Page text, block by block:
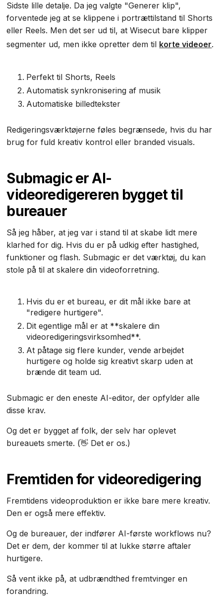
Sidste lille detalje. Da jeg valgte "Generer klip",
forventede jeg at se klippene i portrættilstand til Shorts
eller Reels. Men det ser ud til, at Wisecut bare klipper
segmenter ud, men ikke opretter dem til korte videoer.
Perfekt til Shorts, Reels
Automatisk synkronisering af musik
Automatiske billedtekster
Redigeringsværktøjerne føles begrænsede, hvis du har
brug for fuld kreativ kontrol eller branded visuals.
Submagic er AI-
videoredigereren bygget til
bureauer
Så jeg håber, at jeg var i stand til at skabe lidt mere
klarhed for dig. Hvis du er på udkig efter hastighed,
funktioner og flash. Submagic er det værktøj, du kan
stole på til at skalere din videoforretning.
Hvis du er et bureau, er dit mål ikke bare at
"redigere hurtigere".
Dit egentlige mål er at **skalere din
videoredigeringsvirksomhed**.
At påtage sig flere kunder, vende arbejdet
hurtigere og holde sig kreativt skarp uden at
brænde dit team ud.
Submagic er den eneste AI-editor, der opfylder alle
disse krav.
Og det er bygget af folk, der selv har oplevet
bureauets smerte. (👋 Det er os.)
Fremtiden for videoredigering
Fremtidens videoproduktion er ikke bare mere kreativ.
Den er også mere effektiv.
Og de bureauer, der indfører AI-første workflows nu?
Det er dem, der kommer til at lukke større aftaler
hurtigere.
Så vent ikke på, at udbrændthed fremtvinger en
forandring.